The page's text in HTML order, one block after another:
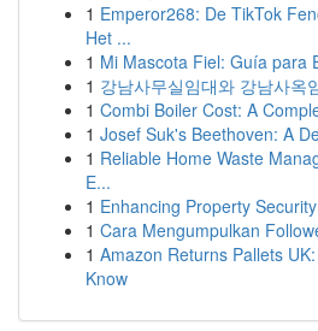
1 Emperor268: De TikTok
Het ...
1 Mi Mascota Fiel: Guía para
1 강남사무실임대와 강남사옥
1 Combi Boiler Cost: A
1 Josef Suk's Beethoven: A
1 Reliable Home Waste
E...
1 Enhancing Property
1 Cara Mengumpulkan
1 Amazon Returns Pallets
Know